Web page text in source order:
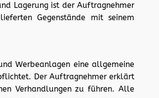
Lagerung ist der Auftragnehmer
Gegenstände mit seinem
Werbeanlagen eine allgemeine
Der Auftragnehmer erklärt
Verhandlungen zu führen. Alle